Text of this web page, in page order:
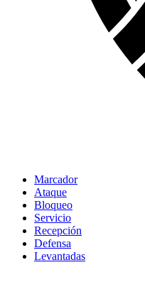
Marcador
Ataque
Bloqueo
Servicio
Recepción
Defensa
Levantadas